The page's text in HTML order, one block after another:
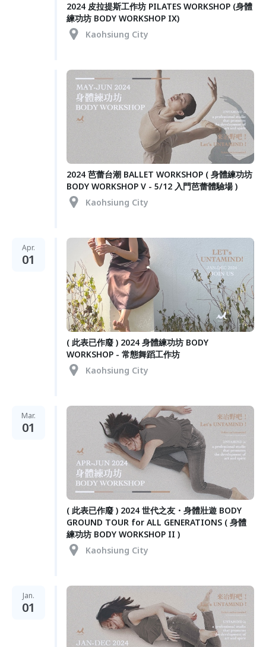
2024 皮拉提斯工作坊 PILATES WORKSHOP (身體
練功坊 BODY WORKSHOP IX)
Kaohsiung City
2024 芭蕾台潮 BALLET WORKSHOP ( 身體練功坊
BODY WORKSHOP V - 5/12 入門芭蕾體驗場 )
Kaohsiung City
Apr.
01
( 此表已作廢 ) 2024 身體練功坊 BODY
WORKSHOP - 常態舞蹈工作坊
Kaohsiung City
Mar.
01
( 此表已作廢 ) 2024 世代之友・身體壯遊 BODY
GROUND TOUR for ALL GENERATIONS ( 身體
練功坊 BODY WORKSHOP II )
Kaohsiung City
Jan.
01